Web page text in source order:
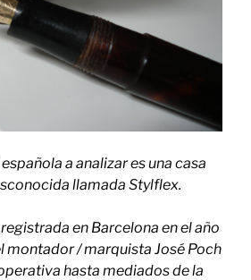
española a analizares una casa
llamada Stylflex.
en Barcelona en el año
montador / marquista José Poch
hasta mediados de la